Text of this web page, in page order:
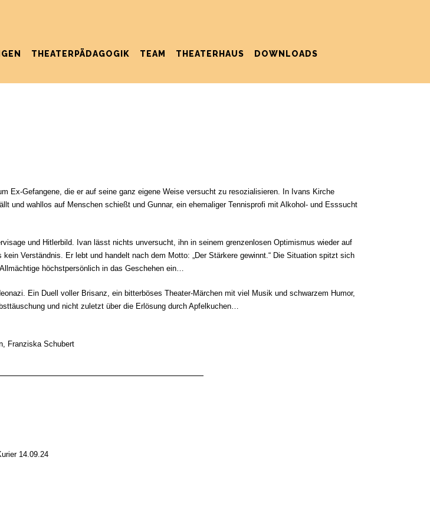
THEATERPÄDAGOGIK TEAM THEATERHAUS DOWNLOADS
Ex-Gefangene, die er auf seine ganz eigene Weise versucht zu resozialisieren. In Ivans Kirche
und wahllos auf Menschen schießt und Gunnar, ein ehemaliger Tennisprofi mit Alkohol- und Esssucht
und Hitlerbild. Ivan lässt nichts unversucht, ihn in seinem grenzenlosen Optimismus wieder auf
Verständnis. Er lebt und handelt nach dem Motto: „Der Stärkere gewinnt.“ Die Situation spitzt sich
höchstpersönlich in das Geschehen ein…
Ein Duell voller Brisanz, ein bitterböses Theater-Märchen mit viel Musik und schwarzem Humor,
und nicht zuletzt über die Erlösung durch Apfelkuchen…
Franziska Schubert
14.09.24